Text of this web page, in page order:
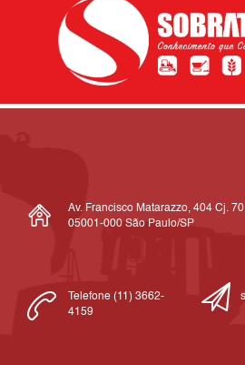
Av. Francisco Matarazzo, 404 Cj.
05001-000 São Paulo/SP
Telefone (11) 3662-
4159